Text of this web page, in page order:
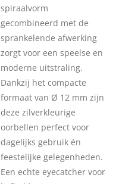
spiraalvorm
gecombineerd met de
sprankelende afwerking
zorgt voor een speelse en
moderne uitstraling.
Dankzij het compacte
formaat van Ø 12 mm zijn
deze zilverkleurige
oorbellen perfect voor
dagelijks gebruik én
feestelijke gelegenheden.
Een echte eyecatcher voor